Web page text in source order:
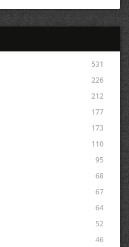
531
226
212
177
173
110
95
68
67
64
52
46